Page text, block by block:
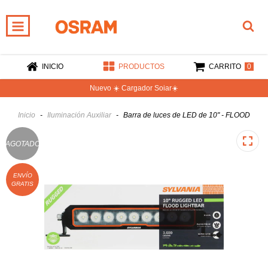
INICIO PRODUCTOS CARRITO 0
Nuevo ☀️ Cargador Soiar☀️
Inicio - Iluminación Auxiliar - Barra de luces de LED de 10" - FLOOD
AGOTADO
ENVÍO
GRATIS